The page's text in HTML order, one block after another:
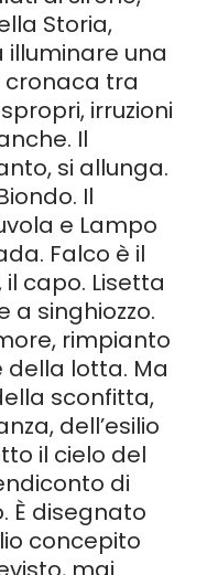
Storia,
una
cronaca tra
irruzioni
Il
si allunga.
Il
e Lampo
Falco è il
capo. Lisetta
a singhiozzo.
rimpianto
della lotta. Ma
sconfitta,
dell’esilio
il cielo del
di
È disegnato
concepito